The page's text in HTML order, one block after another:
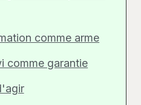
comme arme
comme garantie